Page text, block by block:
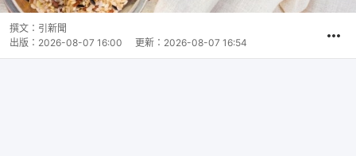
撰文： 引新聞
出版： 2026-08-07 16:00 更新： 2026-08-07 16:54